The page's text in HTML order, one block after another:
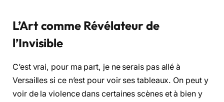
L’Art comme Révélateur de
l’Invisible
C’est vrai, pour ma part, je ne serais pas allé à
Versailles si ce n’est pour voir ses tableaux. On peut y
voir de la violence dans certaines scènes et à bien y